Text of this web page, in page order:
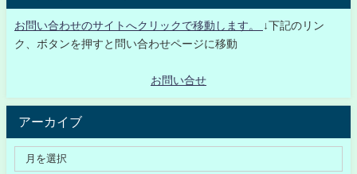
お問い合わせのサイトへクリックで移動します。
↓下記のリン
ク、ボタンを押すと問い合わせページに移動
お問い合せ
アーカイブ